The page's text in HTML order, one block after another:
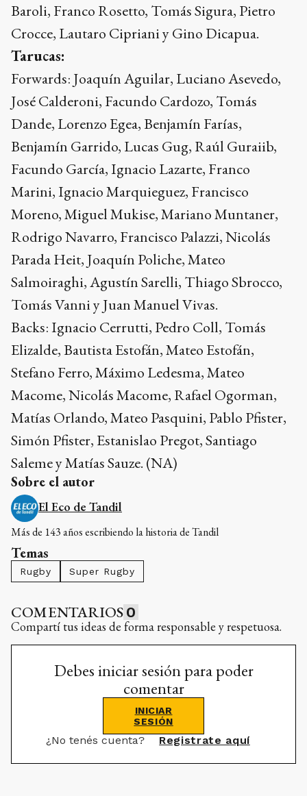
Baroli, Franco Rosetto, Tomás Sigura, Pietro
Crocce, Lautaro Cipriani y Gino Dicapua.
Tarucas:
Forwards: Joaquín Aguilar, Luciano Asevedo,
José Calderoni, Facundo Cardozo, Tomás
Dande, Lorenzo Egea, Benjamín Farías,
Benjamín Garrido, Lucas Gug, Raúl Guraiib,
Facundo García, Ignacio Lazarte, Franco
Marini, Ignacio Marquieguez, Francisco
Moreno, Miguel Mukise, Mariano Muntaner,
Rodrigo Navarro, Francisco Palazzi, Nicolás
Parada Heit, Joaquín Poliche, Mateo
Salmoiraghi, Agustín Sarelli, Thiago Sbrocco,
Tomás Vanni y Juan Manuel Vivas.
Backs: Ignacio Cerrutti, Pedro Coll, Tomás
Elizalde, Bautista Estofán, Mateo Estofán,
Stefano Ferro, Máximo Ledesma, Mateo
Macome, Nicolás Macome, Rafael Ogorman,
Matías Orlando, Mateo Pasquini, Pablo Pfister,
Simón Pfister, Estanislao Pregot, Santiago
Saleme y Matías Sauze. (NA)
Sobre el autor
El Eco de Tandil
Más de 143 años escribiendo la historia de Tandil
Temas
Rugby Super Rugby
COMENTARIOS 0
Compartí tus ideas de forma responsable y respetuosa.
Debes iniciar sesión para poder
comentar
INICIAR
SESIÓN
¿No tenés cuenta? Registrate aquí